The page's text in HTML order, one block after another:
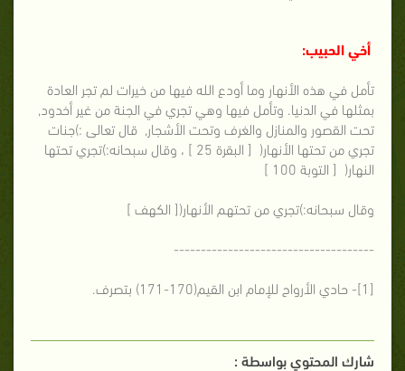
أخي الحبيب:
تأمل في هذه الأنهار وما أودع الله فيها من خيرات لم تجر العادة
بمثلها في الدنيا. وتأمل فيها وهي تجري في الجنة من غير أخدود,
تحت القصور والمنازل والغرف وتحت الأشجار, قال تعالى :)جنات
تجري من تحتها الأنهار( [ البقرة 25 ] ، وقال سبحانه:)تجري تحتها
النهار( [ التوبة 100 ]
وقال سبحانه:)تجري من تحتهم الأنهار([ الكهف ]
-------------------------------------
[1]- حادي الأرواح للإمام ابن القيم(170-171) بتصرف.
شارك المحتوي بواسطة :